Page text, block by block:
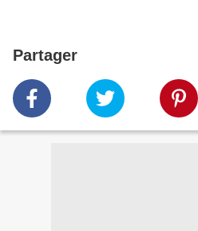
Partager